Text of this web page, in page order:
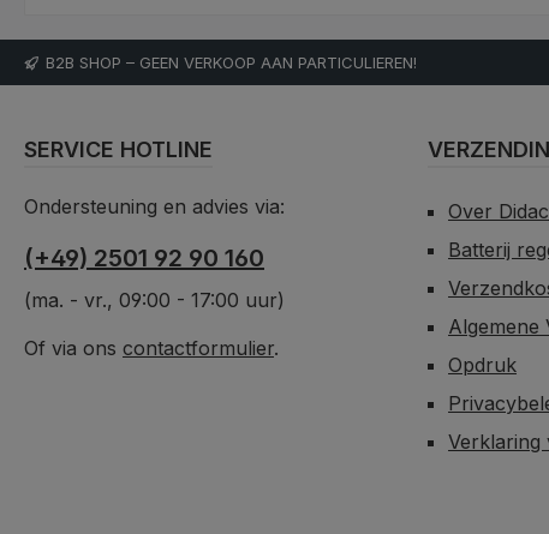
B2B SHOP – GEEN VERKOOP AAN PARTICULIEREN!
SERVICE HOTLINE
Ondersteuning en advies via:
(+49) 2501 92 90 160
(ma. - vr., 09:00 - 17:00 uur)
Of via ons contactformulier.
Over
Batterij
Algemene
Opdruk
Verklaring